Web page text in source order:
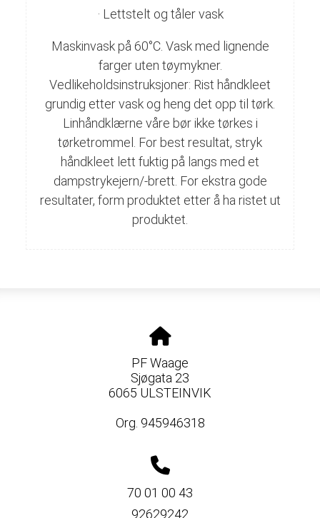
· Lettstelt og tåler vask
Maskinvask på 60°C. Vask med lignende
farger uten tøymykner.
Vedlikeholdsinstruksjoner: Rist håndkleet
grundig etter vask og heng det opp til tørk.
Linhåndklærne våre bør ikke tørkes i
tørketrommel. For best resultat, stryk
håndkleet lett fuktig på langs med et
dampstrykejern/-brett. For ekstra gode
resultater, form produktet etter å ha ristet ut
produktet.
PF Waage
Sjøgata 23
6065 ULSTEINVIK
Org. 945946318
70 01 00 43
92629242